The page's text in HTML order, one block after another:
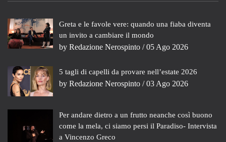
Greta e le favole vere: quando una fiaba diventa
un invito a cambiare il mondo
by Redazione Nerospinto / 05 Ago 2026
5 tagli di capelli da provare nell’estate 2026
by Redazione Nerospinto / 03 Ago 2026
Per andare dietro a un frutto neanche così buono
come la mela, ci siamo persi il Paradiso- Intervista
a Vincenzo Greco